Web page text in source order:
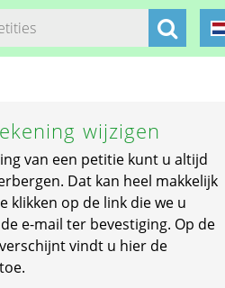
wijzigen
van een petitie kunt u altijd
Dat kan heel makkelijk
klikken op de link die we u
e-mail ter bevestiging. Op de
vindt u hier de